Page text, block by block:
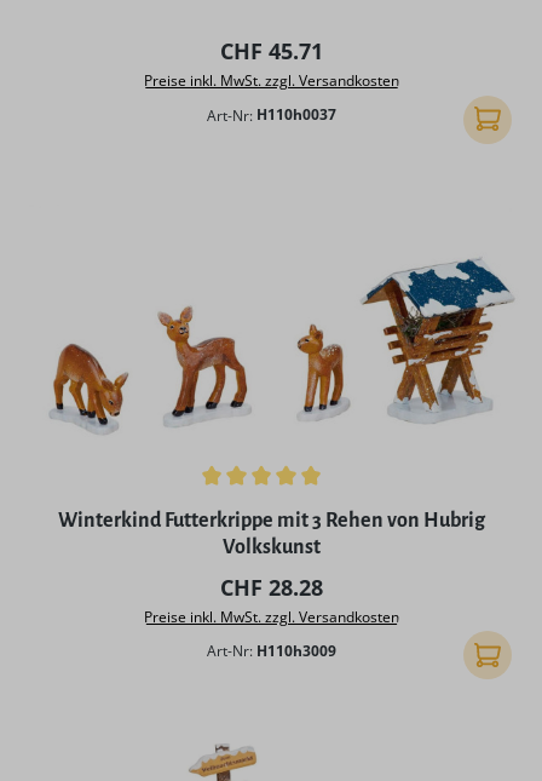
Regulärer Preis:
CHF 45.71
Preise inkl. MwSt. zzgl. Versandkosten
Art-Nr: H110h0037 In den
Durchschnittliche Bewertung von 5 von 5 Sternen
Winterkind Futterkrippe mit 3 Rehen von Hubrig
Volkskunst
Regulärer Preis:
CHF 28.28
Preise inkl. MwSt. zzgl. Versandkosten
Art-Nr: H110h3009 In den